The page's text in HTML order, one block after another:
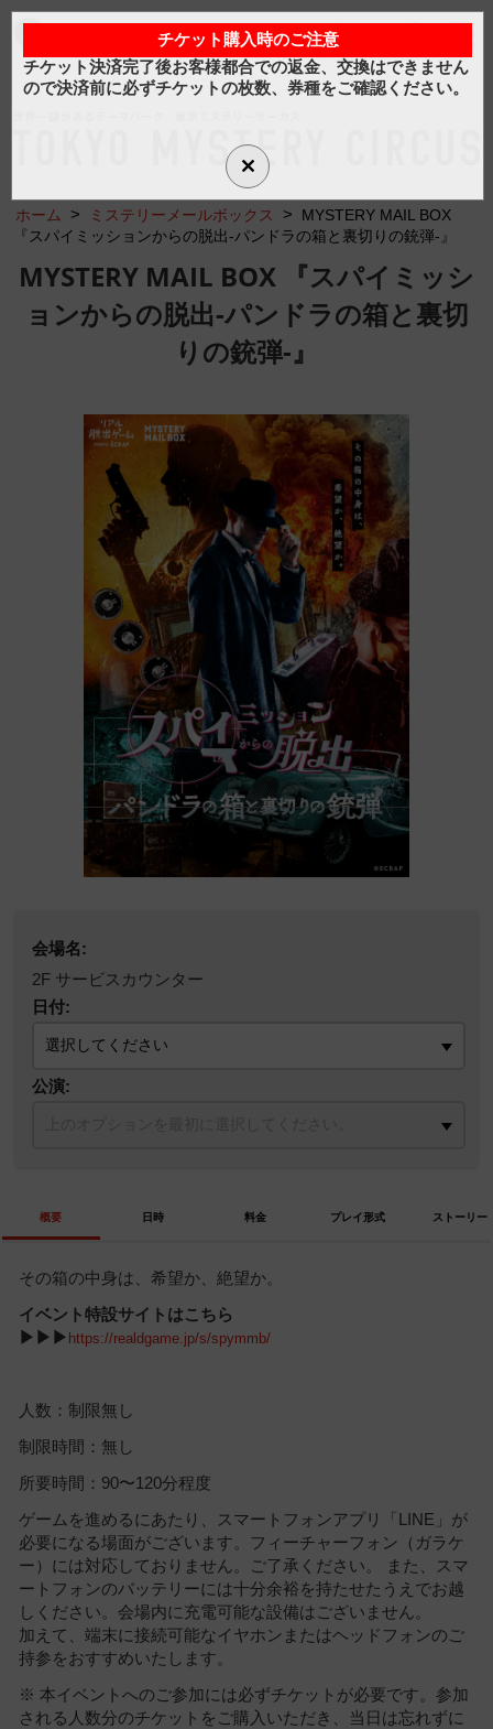
日/ENG
カートは空です
トップページ トピックス
イベント一覧 フロアマップ
フード
グッズ よくある質問
日本語
ホーム > ミステリーメールボックス >
MYSTERY MAIL BOX
『スパイミッションからの脱出-パンドラの箱と裏切りの銃弾-』
MYSTERY MAIL BOX 『スパイミッシ
ョンからの脱出-パンドラの箱と裏切
りの銃弾-』
会場名:
2F サービスカウンター
日付:
公演:
概要 日時 料金 プレイ形式 ストーリー
その箱の中身は、希望か、絶望か。
イベント特設サイトはこちら
▶▶▶ https://realdgame.jp/s/spymmb/
人数：制限無し
制限時間：無し
所要時間：90〜120分程度
ゲームを進めるにあたり、スマートフォンアプリ「LINE」が
必要になる場面がございます。フィーチャーフォン（ガラケ
ー）には対応しておりません。ご了承ください。 また、スマ
ートフォンのバッテリーには十分余裕を持たせたうえでお越
しください。会場内に充電可能な設備はございません。
加えて、端末に接続可能なイヤホンまたはヘッドフォンのご
持参をおすすめいたします。
※ 本イベントへのご参加には必ずチケットが必要です。参加
される人数分のチケットをご購入いただき、当日は忘れずに
チケット購入時のご注意
チケット決済完了後お客様都合での返金、交換はできません
ので決済前に必ずチケットの枚数、券種をご確認ください。